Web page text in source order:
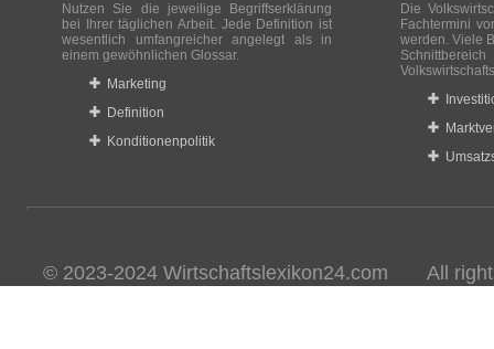
Nutzen Sie die jeweilige Begriffserklärung
bei Ihrer täglichen Arbeit. Jede Definition ist
wesentlich umfangreicher angelegt als in
einem gewöhnlichen Glossar.
Marketing
Definition
Konditionenpolitik
Die
Fachtermini
werden. Viele
© 2023-2024 Wirtschaftslexikon24.com All